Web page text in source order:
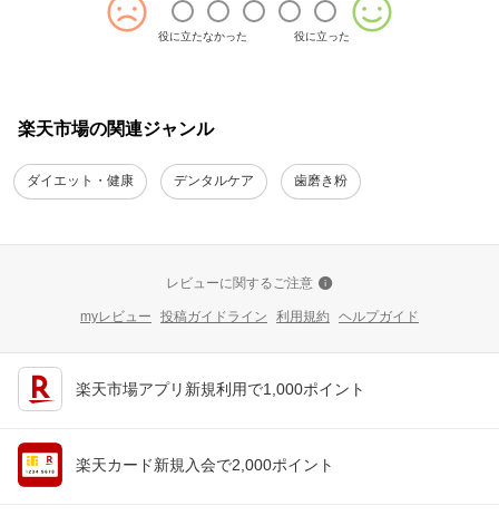
役に立たなかった 役に立った
楽天市場の関連ジャンル
ダイエット・健康 デンタルケア 歯磨き粉
レビューに関するご注意
myレビュー 投稿ガイドライン 利用規約 ヘルプガイド
楽天市場アプリ新規利用で1,000ポイント
楽天カード新規入会で2,000ポイント